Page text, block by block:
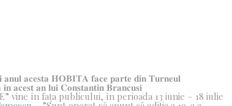
𝐚𝐧𝐮𝐥 𝐚𝐜𝐞𝐬𝐭𝐚 𝐇𝐎𝐁𝐈𝐓𝐀 𝐟𝐚𝐜𝐞 𝐩𝐚𝐫𝐭𝐞 𝐝𝐢𝐧 𝐓𝐮𝐫𝐧𝐞𝐮𝐥
𝐚𝐜𝐞𝐬𝐭 𝐚𝐧 𝐥𝐮𝐢 𝐂𝐨𝐧𝐬𝐭𝐚𝐧𝐭𝐢𝐧 𝐁𝐫𝐚𝐧𝐜𝐮𝐬𝐢
vine în fața publicului, în perioada 13 iunie – 18 iulie